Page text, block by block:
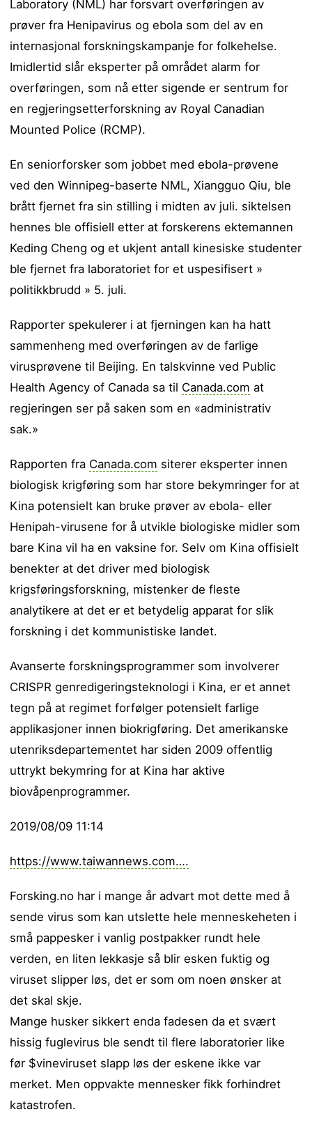
Laboratory (NML) har forsvart overføringen av
prøver fra Henipavirus og ebola som del av en
internasjonal forskningskampanje for folkehelse.
Imidlertid slår eksperter på området alarm for
overføringen, som nå etter sigende er sentrum for
en regjeringsetterforskning av Royal Canadian
Mounted Police (RCMP).
En seniorforsker som jobbet med ebola-prøvene
ved den Winnipeg-baserte NML, Xiangguo Qiu, ble
brått fjernet fra sin stilling i midten av juli. siktelsen
hennes ble offisiell etter at forskerens ektemannen
Keding Cheng og et ukjent antall kinesiske studenter
ble fjernet fra laboratoriet for et uspesifisert »
politikkbrudd » 5. juli.
Rapporter spekulerer i at fjerningen kan ha hatt
sammenheng med overføringen av de farlige
virusprøvene til Beijing. En talskvinne ved Public
Health Agency of Canada sa til Canada.com at
regjeringen ser på saken som en «administrativ
sak.»
Rapporten fra Canada.com siterer eksperter innen
biologisk krigføring som har store bekymringer for at
Kina potensielt kan bruke prøver av ebola- eller
Henipah-virusene for å utvikle biologiske midler som
bare Kina vil ha en vaksine for. Selv om Kina offisielt
benekter at det driver med biologisk
krigsføringsforskning, mistenker de fleste
analytikere at det er et betydelig apparat for slik
forskning i det kommunistiske landet.
Avanserte forskningsprogrammer som involverer
CRISPR genredigeringsteknologi i Kina, er et annet
tegn på at regimet forfølger potensielt farlige
applikasjoner innen biokrigføring. Det amerikanske
utenriksdepartementet har siden 2009 offentlig
uttrykt bekymring for at Kina har aktive
biovåpenprogrammer.
2019/08/09 11:14
https://www.taiwannews.com….
Forsking.no har i mange år advart mot dette med å
sende virus som kan utslette hele menneskeheten i
små pappesker i vanlig postpakker rundt hele
verden, en liten lekkasje så blir esken fuktig og
viruset slipper løs, det er som om noen ønsker at
det skal skje.
Mange husker sikkert enda fadesen da et svært
hissig fuglevirus ble sendt til flere laboratorier like
før $vineviruset slapp løs der eskene ikke var
merket. Men oppvakte mennesker fikk forhindret
katastrofen.